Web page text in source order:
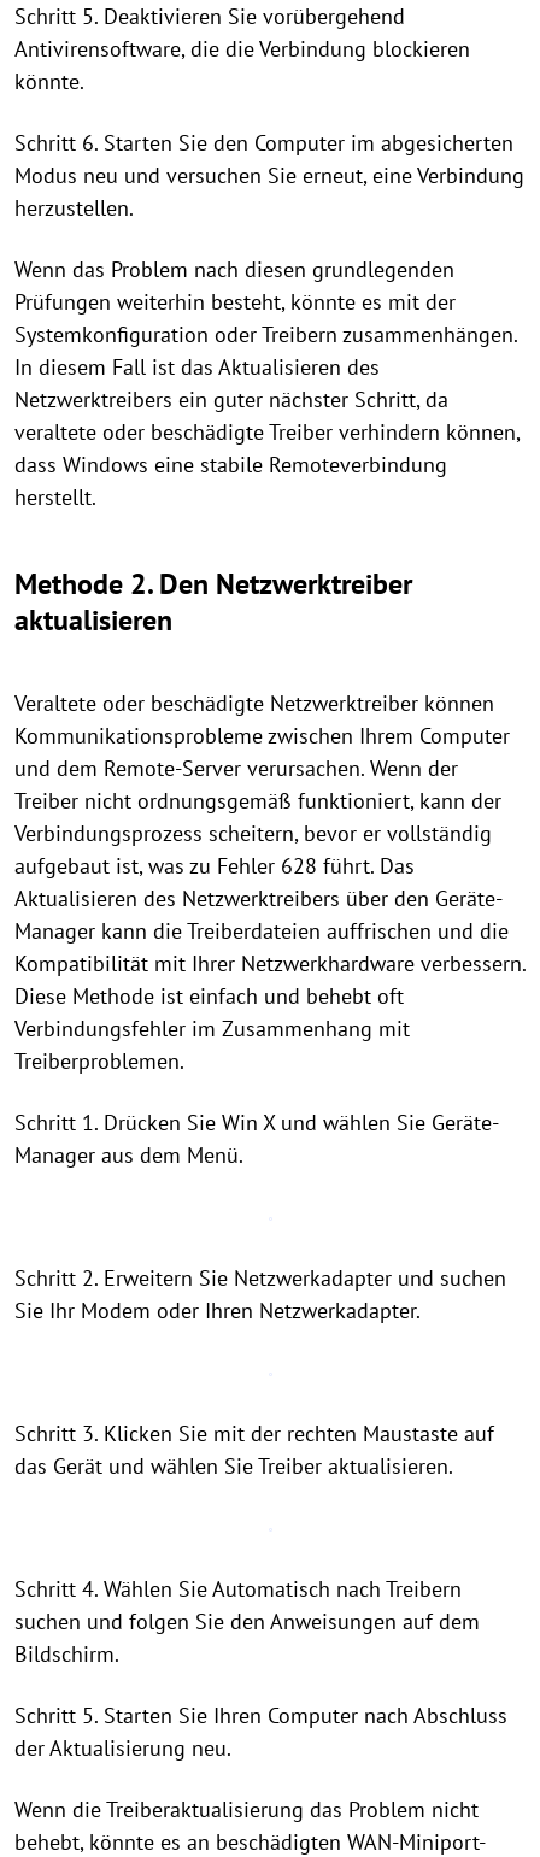
Schritt 5. Deaktivieren Sie vorübergehend
Antivirensoftware, die die Verbindung blockieren
könnte.
Schritt 6. Starten Sie den Computer im abgesicherten
Modus neu und versuchen Sie erneut, eine Verbindung
herzustellen.
Wenn das Problem nach diesen grundlegenden
Prüfungen weiterhin besteht, könnte es mit der
Systemkonfiguration oder Treibern zusammenhängen.
In diesem Fall ist das Aktualisieren des
Netzwerktreibers ein guter nächster Schritt, da
veraltete oder beschädigte Treiber verhindern können,
dass Windows eine stabile Remoteverbindung
herstellt.
Methode 2. Den Netzwerktreiber
aktualisieren
Veraltete oder beschädigte Netzwerktreiber können
Kommunikationsprobleme zwischen Ihrem Computer
und dem Remote-Server verursachen. Wenn der
Treiber nicht ordnungsgemäß funktioniert, kann der
Verbindungsprozess scheitern, bevor er vollständig
aufgebaut ist, was zu Fehler 628 führt. Das
Aktualisieren des Netzwerktreibers über den Geräte-
Manager kann die Treiberdateien auffrischen und die
Kompatibilität mit Ihrer Netzwerkhardware verbessern.
Diese Methode ist einfach und behebt oft
Verbindungsfehler im Zusammenhang mit
Treiberproblemen.
Schritt 1. Drücken Sie Win X und wählen Sie Geräte-
Manager aus dem Menü.
Schritt 2. Erweitern Sie Netzwerkadapter und suchen
Sie Ihr Modem oder Ihren Netzwerkadapter.
Schritt 3. Klicken Sie mit der rechten Maustaste auf
das Gerät und wählen Sie Treiber aktualisieren.
Schritt 4. Wählen Sie Automatisch nach Treibern
suchen und folgen Sie den Anweisungen auf dem
Bildschirm.
Schritt 5. Starten Sie Ihren Computer nach Abschluss
der Aktualisierung neu.
Wenn die Treiberaktualisierung das Problem nicht
behebt, könnte es an beschädigten WAN-Miniport-